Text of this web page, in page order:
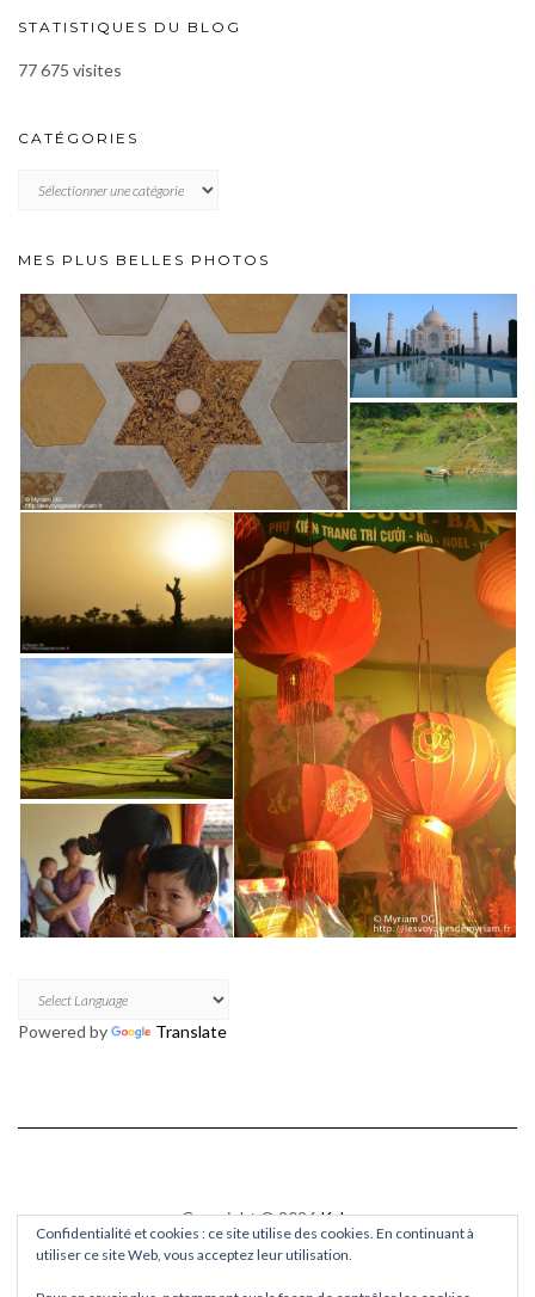
STATISTIQUES DU BLOG
77 675 visites
CATÉGORIES
MES PLUS BELLES PHOTOS
Powered by Translate
Copyright © 2026Kale
Kaleby LyraThemes.com.
Confidentialité et cookies : ce site utilise des cookies. En continuant à
utiliser ce site Web, vous acceptez leur utilisation.